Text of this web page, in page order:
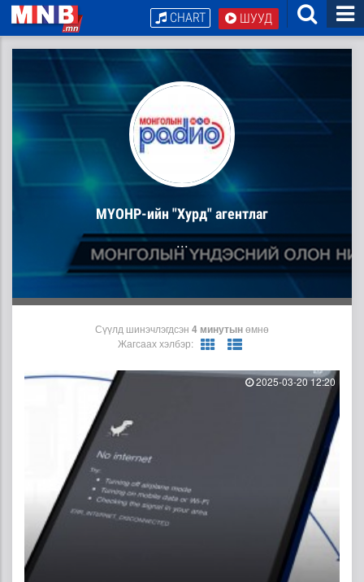
ШУУД
CHART
МҮОНР-ийн "Хурд" агентлаг
...
Сүүлд шинэчлэгдсэн 4 минутынөмнө
Жагсаах хэлбэр:
2025-03-20 12:20